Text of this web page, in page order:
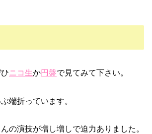
ニコ生か円盤で見てみて下さい。
端折っています。
の演技が増し増しで迫力ありました。